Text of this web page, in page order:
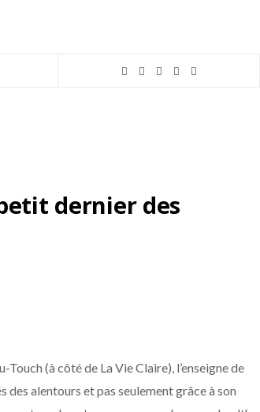
dernier des
(à côté de La Vie Claire), l’enseigne de
alentours et pas seulement grâce à son